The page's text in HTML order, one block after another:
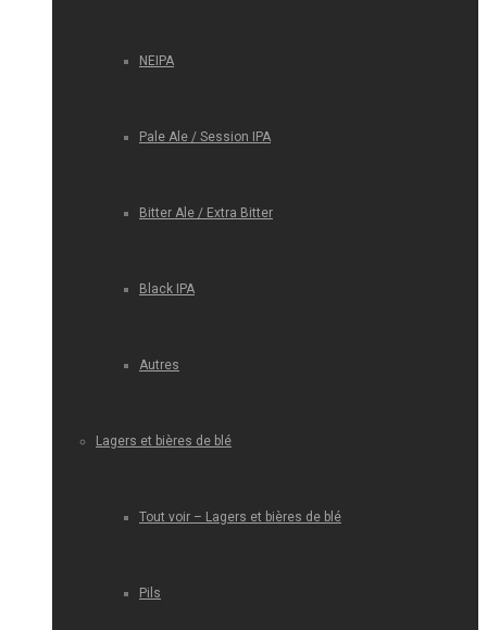
NEIPA
Pale Ale / Session IPA
Bitter Ale / Extra Bitter
Black IPA
Autres
Lagers et bières de blé
Tout voir – Lagers et bières de blé
Pils